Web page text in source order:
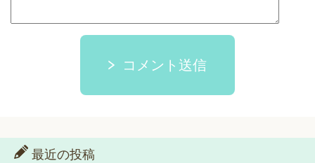
コメント送信
最近の投稿